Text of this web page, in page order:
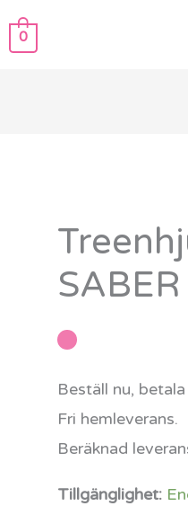
0
Beställ nu,
Fri hemleverans.
Beräknad
Tillgänglighet:
Treenhjulig
SABER
mängd